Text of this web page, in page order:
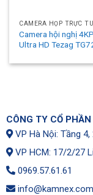
CAMERA HỌP TRỰC
Camera hội nghị
Ultra HD Tezag
CÔNG TY CỔ
VP Hà Nội: Tầng 4,
VP HCM: 17/2/27
0969.57.61.61
info@kamnex.com